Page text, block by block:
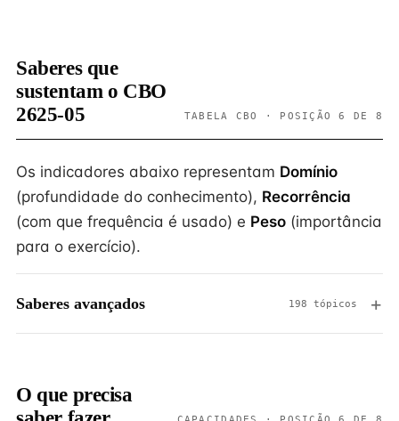
Saberes que
sustentam o CBO
2625-05
TABELA CBO · POSIÇÃO 6 DE 8
Os indicadores abaixo representam Domínio
(profundidade do conhecimento), Recorrência
(com que frequência é usado) e Peso (importância
para o exercício).
Saberes avançados 198 tópicos
O que precisa